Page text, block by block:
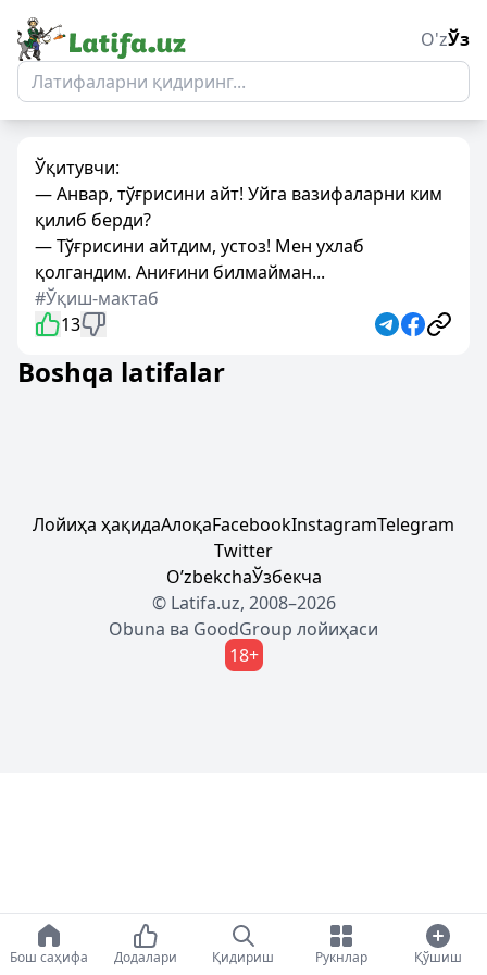
O'zЎз
Ўқитувчи:
— Анвар, тўғрисини айт! Уйга вазифаларни ким
қилиб берди?
— Тўғрисини айтдим, устоз! Мен ухлаб
қолгандим. Аниғини билмайман...
#Ўқиш-мактаб
13
Boshqa latifalar
Лойиҳа ҳақидаАлоқаFacebookInstagramTelegram
Twitter
OʼzbekchaЎзбекча
© Latifa.uz, 2008–2026
Obuna ва GoodGroup лойиҳаси
18+
Бош саҳифа Додалари Қидириш Рукнлар Қўшиш